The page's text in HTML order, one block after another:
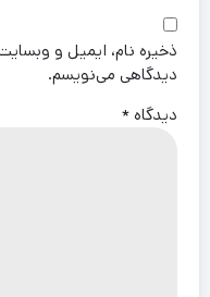
ذخیره نام، ایمیل و
دیدگاهی می‌نویسم.
دیدگاه*